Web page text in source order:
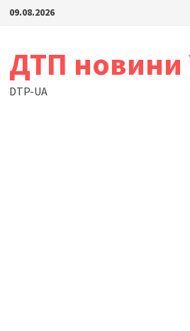
Skip09.08.2026
ДТП новини
DTP-UA